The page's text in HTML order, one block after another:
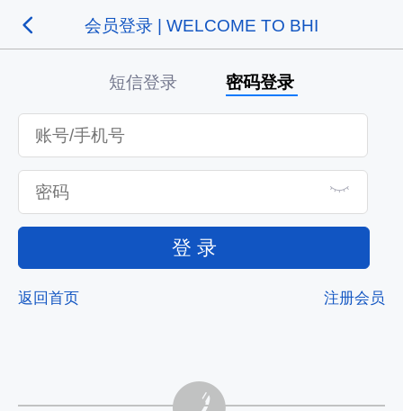
会员登录 | WELCOME TO BHI
短信登录 密码登录
登 录
返回首页 注册会员